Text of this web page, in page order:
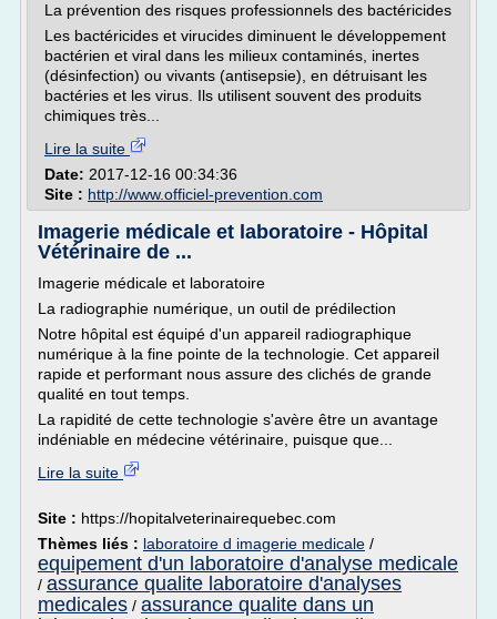
La prévention des risques professionnels des bactéricides
Les bactéricides et virucides diminuent le développement
bactérien et viral dans les milieux contaminés, inertes
(désinfection) ou vivants (antisepsie), en détruisant les
bactéries et les virus. Ils utilisent souvent des produits
chimiques très...
Lire la suite
Date: 2017-12-16 00:34:36
Site : http://www.officiel-prevention.com
Imagerie médicale et laboratoire - Hôpital
Vétérinaire de ...
Imagerie médicale et laboratoire
La radiographie numérique, un outil de prédilection
Notre hôpital est équipé d'un appareil radiographique
numérique à la fine pointe de la technologie. Cet appareil
rapide et performant nous assure des clichés de grande
qualité en tout temps.
La rapidité de cette technologie s'avère être un avantage
indéniable en médecine vétérinaire, puisque que...
Lire la suite
Site : https://hopitalveterinairequebec.com
Thèmes liés : laboratoire d imagerie medicale /
equipement d'un laboratoire d'analyse medicale
/ assurance qualite laboratoire d'analyses
medicales / assurance qualite dans un